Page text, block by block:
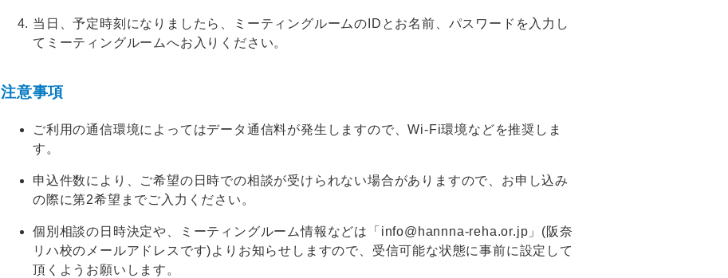
当日、予定時刻になりましたら、ミーティングルームのIDとお名前、パスワードを入力し
てミーティングルームへお入りください。
注意事項
ご利用の通信環境によってはデータ通信料が発生しますので、Wi-Fi環境などを推奨しま
す。
申込件数により、ご希望の日時での相談が受けられない場合がありますので、お申し込み
の際に第2希望までご入力ください。
個別相談の日時決定や、ミーティングルーム情報などは「info@hannna-reha.or.jp」(阪奈
リハ校のメールアドレスです)よりお知らせしますので、受信可能な状態に事前に設定して
頂くようお願いします。